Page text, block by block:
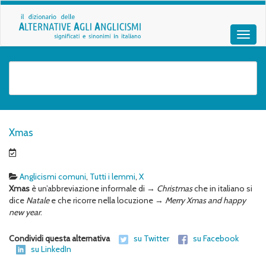
Xmas
Anglicismi comuni, Tutti i lemmi, X
Xmas è un’abbreviazione informale di → Christmasche in italiano si
dice Natalee che ricorre nella locuzione → Merry Xmas and happy
new year.
Condividi questa alternativa su Twitter
su Facebook
su LinkedIn